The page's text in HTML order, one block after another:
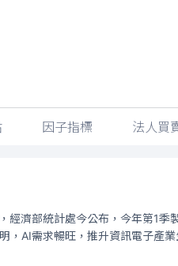
因子指標 法人買
經濟部統計處今公布，今年第1
AI需求暢旺，推升資訊電子產